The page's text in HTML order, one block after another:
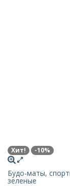
Хит! -10%
Будо-маты,
зеленые